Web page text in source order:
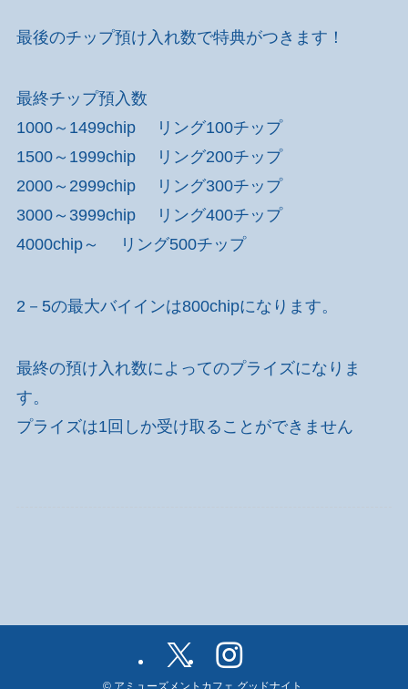
最後のチップ預け入れ数で特典がつきます！
最終チップ預入数
1000～1499chip リング100チップ
1500～1999chip リング200チップ
2000～2999chip リング300チップ
3000～3999chip リング400チップ
4000chip～ リング500チップ
2－5の最大バイインは800chipになります。
最終の預け入れ数によってのプライズになりま
す。
プライズは1回しか受け取ることができません
© アミューズメントカフェ グッドナイト.